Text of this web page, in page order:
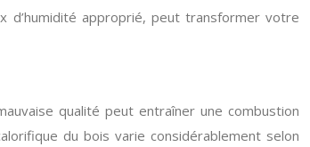
approprié, peut transformer votre
qualité peut entraîner une combustion
du bois varie considérablement selon